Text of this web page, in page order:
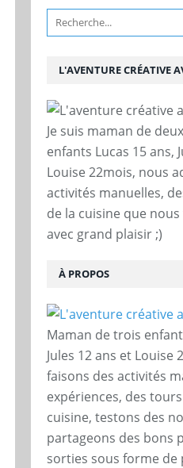
L'AVENTURE CRÉATIVE
Je suis maman de
enfants Lucas 15 ans,
Louise 22mois, nous
activités manuelles,
de la cuisine que
avec grand plaisir ;)
À PROPOS
Maman de trois
Jules 12 ans et Louise
faisons des activités
expériences, des
cuisine, testons des
partageons des bons
sorties sous forme de